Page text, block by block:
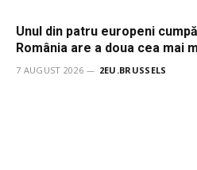
Unul din patru europeni
România are a doua cea mai
7 AUGUST 2026 2EU.BRUSSELS